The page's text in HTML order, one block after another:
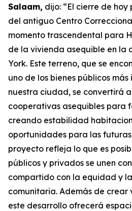
Salaam, dijo: “El cierre de
del antiguo Centro
momento trascendental para
de la vivienda asequible en la
York. Este terreno, que se
uno de los bienes públicos
nuestra ciudad, se convertirá
cooperativas asequibles para
creando estabilidad
oportunidades para las
proyecto refleja lo que es
públicos y privados se unen
compartido con la equidad y
comunitaria. Además de crear
este desarrollo ofrecerá